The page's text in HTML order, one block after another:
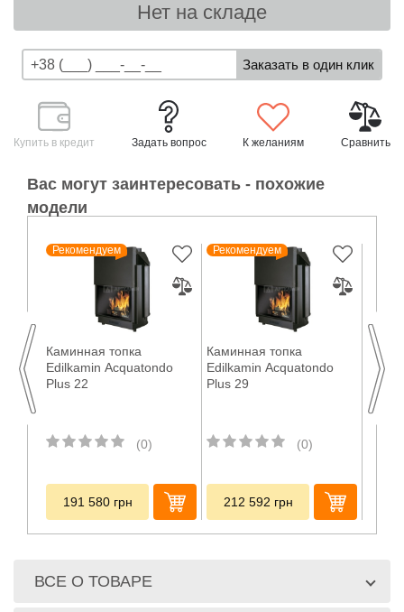
Нет на складе
Купить в кредит Задать вопрос К желаниям Сравнить
Вас могут заинтересовать - похожие
модели
CS
Рекомендуем
Каминная топка
Edilkamin Acquatondo
Plus 22
(0)
191 580 грн
Рекомендуем
Каминная топка
Edilkamin Acquatondo
Plus 29
(0)
212 592 грн
Эркер
ВСЕ О ТОВАРЕ